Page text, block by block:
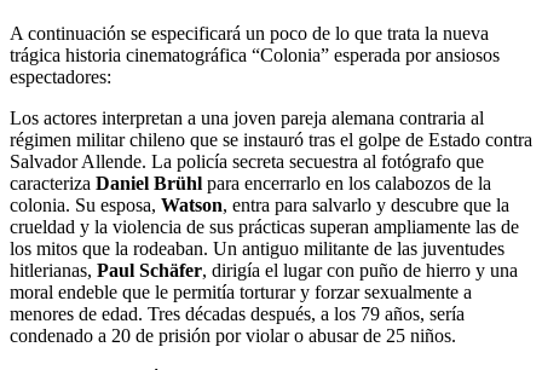
A continuación se especificará un poco de lo que trata la nueva
trágica historia cinematográfica “Colonia” esperada por ansiosos
espectadores:
Los actores interpretan a una joven pareja alemana contraria al
régimen militar chileno que se instauró tras el golpe de Estado contra
Salvador Allende. La policía secreta secuestra al fotógrafo que
caracteriza Daniel Brühl para encerrarlo en los calabozos de la
colonia. Su esposa, Watson, entra para salvarlo y descubre que la
crueldad y la violencia de sus prácticas superan ampliamente las de
los mitos que la rodeaban. Un antiguo militante de las juventudes
hitlerianas, Paul Schäfer, dirigía el lugar con puño de hierro y una
moral endeble que le permitía torturar y forzar sexualmente a
menores de edad. Tres décadas después, a los 79 años, sería
condenado a 20 de prisión por violar o abusar de 25 niños.